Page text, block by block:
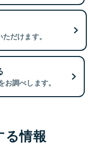
だけます。
調べします。
る情報